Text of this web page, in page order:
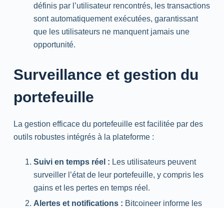
définis par l’utilisateur rencontrés, les transactions
sont automatiquement exécutées, garantissant
que les utilisateurs ne manquent jamais une
opportunité.
Surveillance et gestion du
portefeuille
La gestion efficace du portefeuille est facilitée par des
outils robustes intégrés à la plateforme :
Suivi en temps réel : Les utilisateurs peuvent
surveiller l’état de leur portefeuille, y compris les
gains et les pertes en temps réel.
Alertes et notifications : Bitcoineer informe les